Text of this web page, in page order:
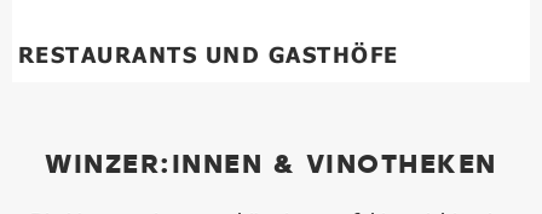
RESTAURANTS UND GASTHÖFE
WINZER:INNEN & VINOTHEKEN